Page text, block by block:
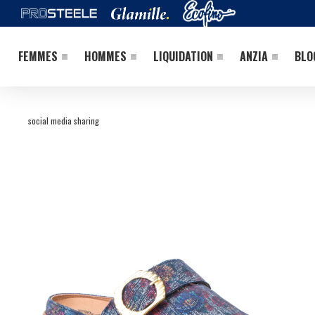
FEMMES HOMMES LIQUIDATION ANZIA
social media sharing